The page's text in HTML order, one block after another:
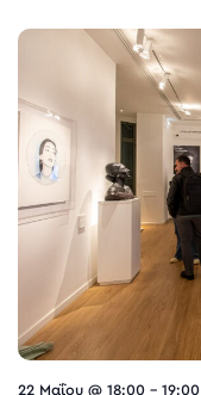
22 Μαΐου @ 18:00 - 19:00